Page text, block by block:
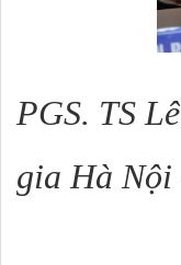
PGS. TS
gia Hà Nội